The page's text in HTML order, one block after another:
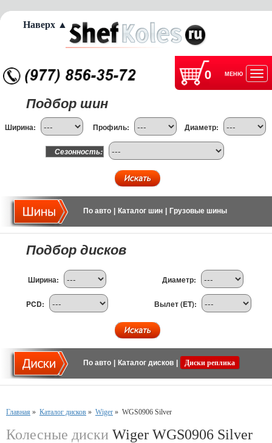
0 МЕНЮ
Подбор шин
Ширина: Профиль: Диаметр:
Сезонность:
По авто Каталог шин Грузовые шины
Подбор дисков
Ширина: Диаметр:
PCD: Вылет (ET):
По авто Каталог дисков Диски реплика
Главная » Каталог дисков » Wiger » WGS0906 Silver
Колесные диски Wiger WGS0906 Silver
Наверх ▲